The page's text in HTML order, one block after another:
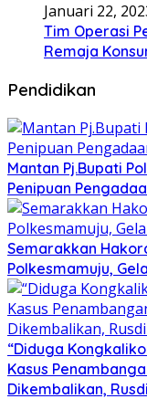
Januari 22,
Tim Operasi
Remaja
Pendidikan
Mantan Pj.Bupati
Penipuan
Semarakkan
Polkesmamuju,
“Diduga
Kasus
Dikembalikan,